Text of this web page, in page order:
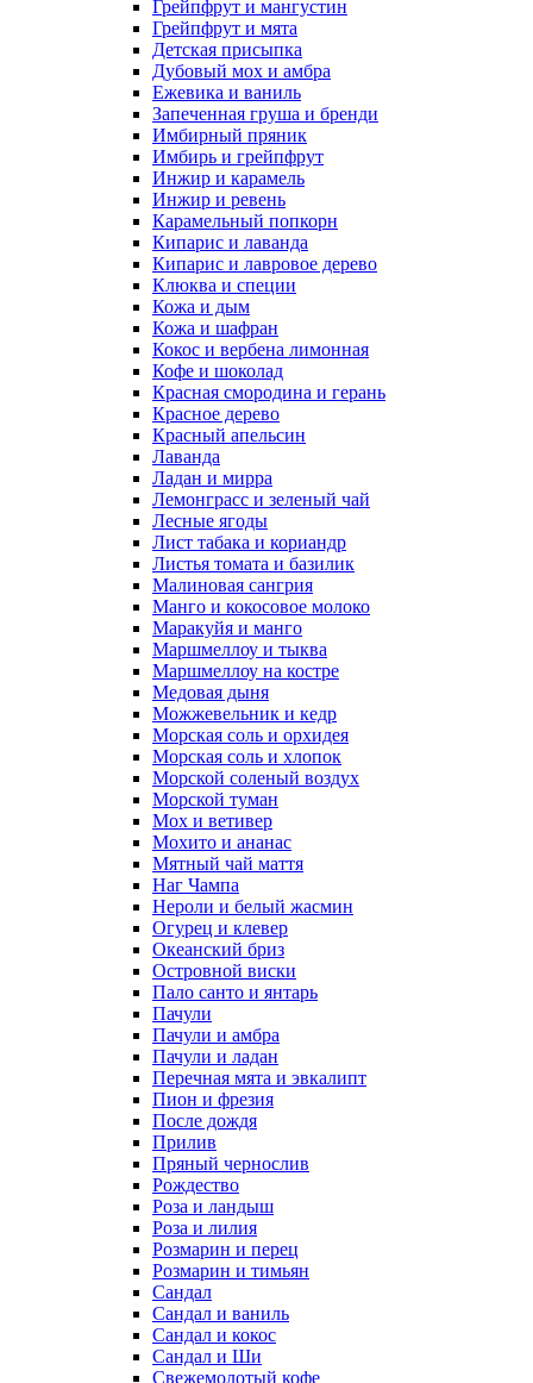
Грейпфрут и мангустин
Грейпфрут и мята
Детская присыпка
Дубовый мох и амбра
Ежевика и ваниль
Запеченная груша и бренди
Имбирный пряник
Имбирь и грейпфрут
Инжир и карамель
Инжир и ревень
Карамельный попкорн
Кипарис и лаванда
Кипарис и лавровое дерево
Клюква и специи
Кожа и дым
Кожа и шафран
Кокос и вербена лимонная
Кофе и шоколад
Красная смородина и герань
Красное дерево
Красный апельсин
Лаванда
Ладан и мирра
Лемонграсс и зеленый чай
Лесные ягоды
Лист табака и кориандр
Листья томата и базилик
Малиновая сангрия
Манго и кокосовое молоко
Маракуйя и манго
Маршмеллоу и тыква
Маршмеллоу на костре
Медовая дыня
Можжевельник и кедр
Морская соль и орхидея
Морская соль и хлопок
Морской соленый воздух
Морской туман
Мох и ветивер
Мохито и ананас
Мятный чай маття
Наг Чампа
Нероли и белый жасмин
Огурец и клевер
Океанский бриз
Островной виски
Пало санто и янтарь
Пачули
Пачули и амбра
Пачули и ладан
Перечная мята и эвкалипт
Пион и фрезия
После дождя
Прилив
Пряный чернослив
Рождество
Роза и ландыш
Роза и лилия
Розмарин и перец
Розмарин и тимьян
Сандал
Сандал и ваниль
Сандал и кокос
Сандал и Ши
Свежемолотый кофе